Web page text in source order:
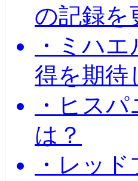
の記録を
・ミハ
得を期待
・ヒス
は？
・レッ